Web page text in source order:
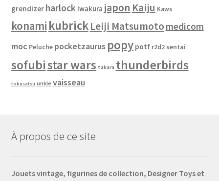
grendizer harlock Iwakura japon Kaiju Kaws
konami kubrickLeiji Matsumoto medicom
moc Peluche pocketzaurus popy potf r2d2 sentai
sofubistar wars takara thunderbirds
tokusatsu unkle vaisseau
À propos de ce site
Jouets vintage, figurines de collection, Designer Toys et